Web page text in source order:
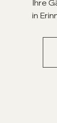
Ihre
in